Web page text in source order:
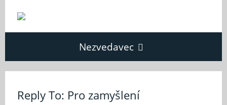
Nezvedavec
Reply To: Pro zamyšlení